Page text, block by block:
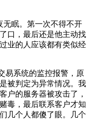
无眠。第一次不得不开
口，最后还是他主动找
业的人应该都有类似经
易系统的监控报警，原
被判定为异常情况。我
户的服务器被攻击了，
毒，最后联系客户才知
几个人都傻了眼。几个